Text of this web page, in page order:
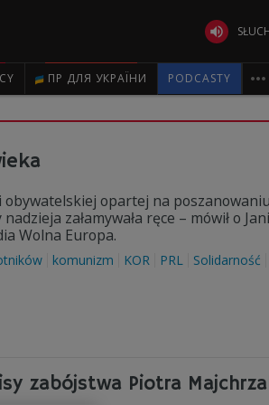

ПР ДЛЯ УКРАЇНИ PODCASTY 
obywatelskiej opartej na
załamywała ręce – mówił o
Wolna Europa.
komunizm KOR PRL Solidarność
zabójstwa Piotra